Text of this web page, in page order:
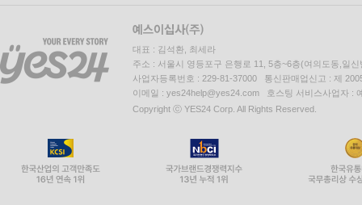
대표 : 김석환, 최세라
주소 : 서울시 영등포구 은행로 11, 5층~6층(여의도동,일신
사업자등록번호 : 229-81-37000 통신판매업신고 : 제
이메일 : yes24help@yes24.com 호스팅 서비스사업자 :
Copyright ⓒ YES24 Corp. All Rights Reserved.